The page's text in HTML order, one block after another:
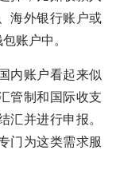
海外银行账户或
账户中。
内账户看起来似
管制和国际收支
汇并进行申报。
门为这类需求服